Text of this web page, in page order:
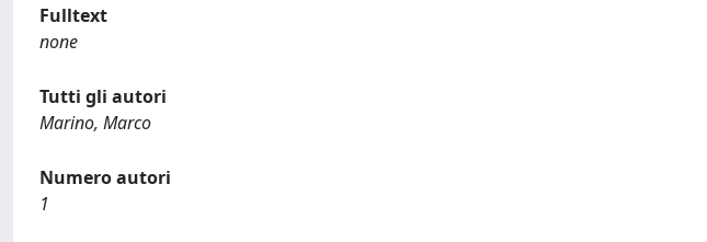
Fulltext
none
Tutti gli autori
Marino, Marco
Numero autori
1